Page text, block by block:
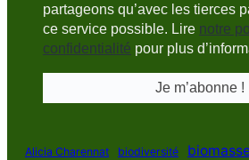
partageons qu’avec les tierces
ce service possible. Lire notre
confidentialité pour plus
Alicia Charennat biodiversité